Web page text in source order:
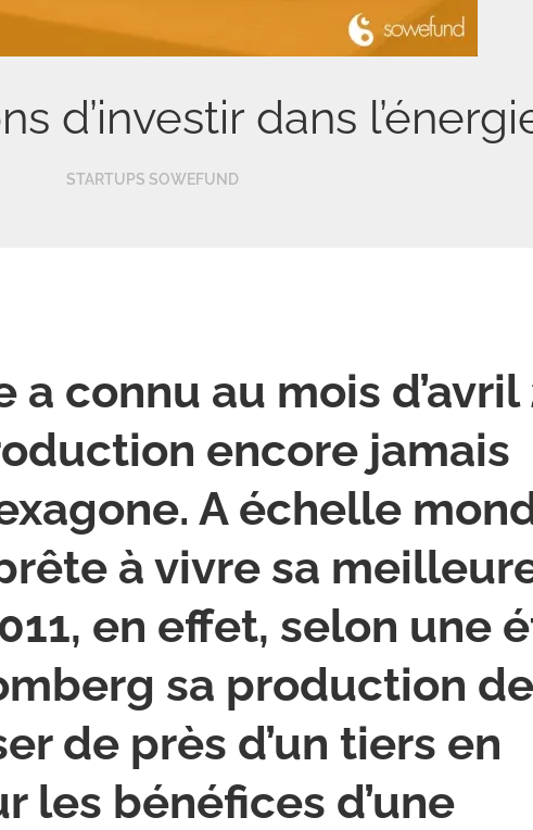
d’investir dans
STARTUPS SOWEFUND
a connu au mois d’avril
encore jamais
A échelle
à vivre sa
en effet, selon une
sa production
de près d’un tiers en
les bénéfices d’une